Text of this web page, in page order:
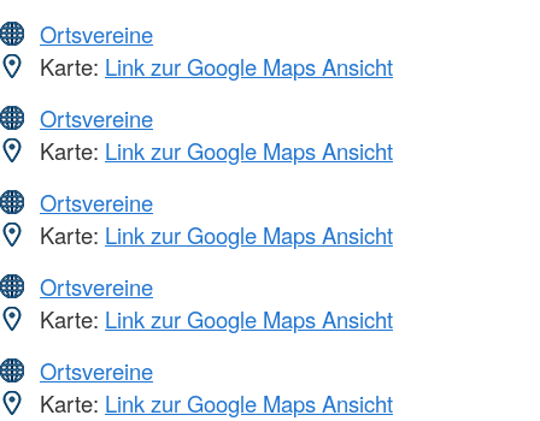
Ortsvereine
Karte: Link zur Google Maps Ansicht
Ortsvereine
Karte: Link zur Google Maps Ansicht
Ortsvereine
Karte: Link zur Google Maps Ansicht
Ortsvereine
Karte: Link zur Google Maps Ansicht
Ortsvereine
Karte: Link zur Google Maps Ansicht